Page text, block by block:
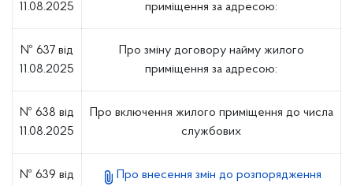
11.08.2025
приміщення за адресою:
№ 637 від
11.08.2025
Про зміну договору найму жилого
приміщення за адресою:
№ 638 від
11.08.2025
Про включення жилого приміщення до числа
службових
№ 639 від
Про внесення змін до розпорядження